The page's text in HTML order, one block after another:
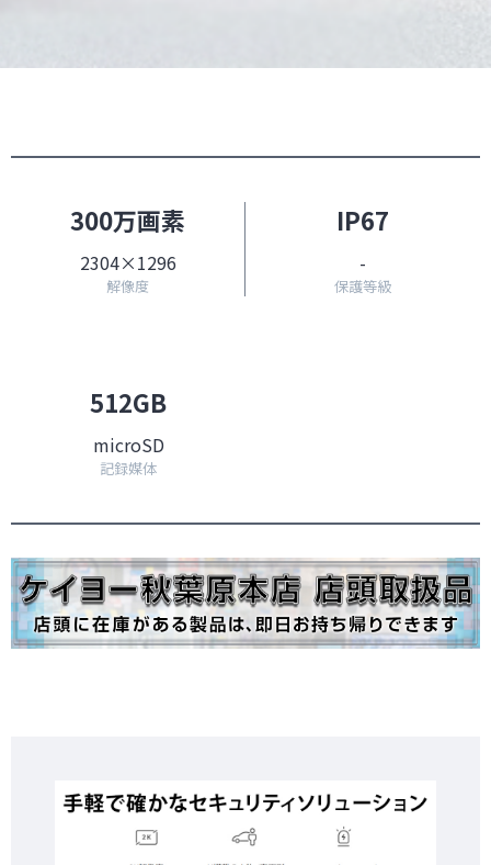
300万画素
2304×1296
解像度
IP67
-
保護等級
512GB
microSD
記録媒体